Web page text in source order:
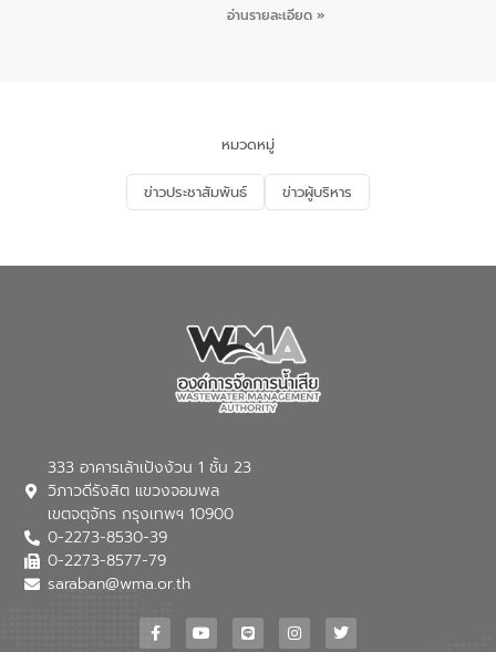
ชายหาดและแหล่งท่องเที่ยว ณ บริเวณ
กิจกรรมภายใต้โครงการส่งเสริมความรู้และ
จัดการน้ำเสียและสร้างจิตสำนึกในการ
อนุรักษ์สิ่งแวดล้อม ในหัวข้อ “น้ำเสียชุมชน
และการบำบัดน้ำเสียเบื้องต้น” โดยให้ความรู้
เกี่ยวกับสาเหตุและผลกระทบของน้ำเสีย
ณ เทศบาลตำบลบางเลน จังหวัดนครปฐม
อ่านรายละเอียด »
หมวดหมู่
ข่าวประชาสัมพันธ์ ข่าวผู้บริหาร
333 อาคารเล้าเป้งง้วน 1 ชั้น 23
วิภาวดีรังสิต แขวงจอมพล
เขตจตุจักร กรุงเทพฯ 10900
0-2273-8530-39
0-2273-8577-79
saraban@wma.or.th